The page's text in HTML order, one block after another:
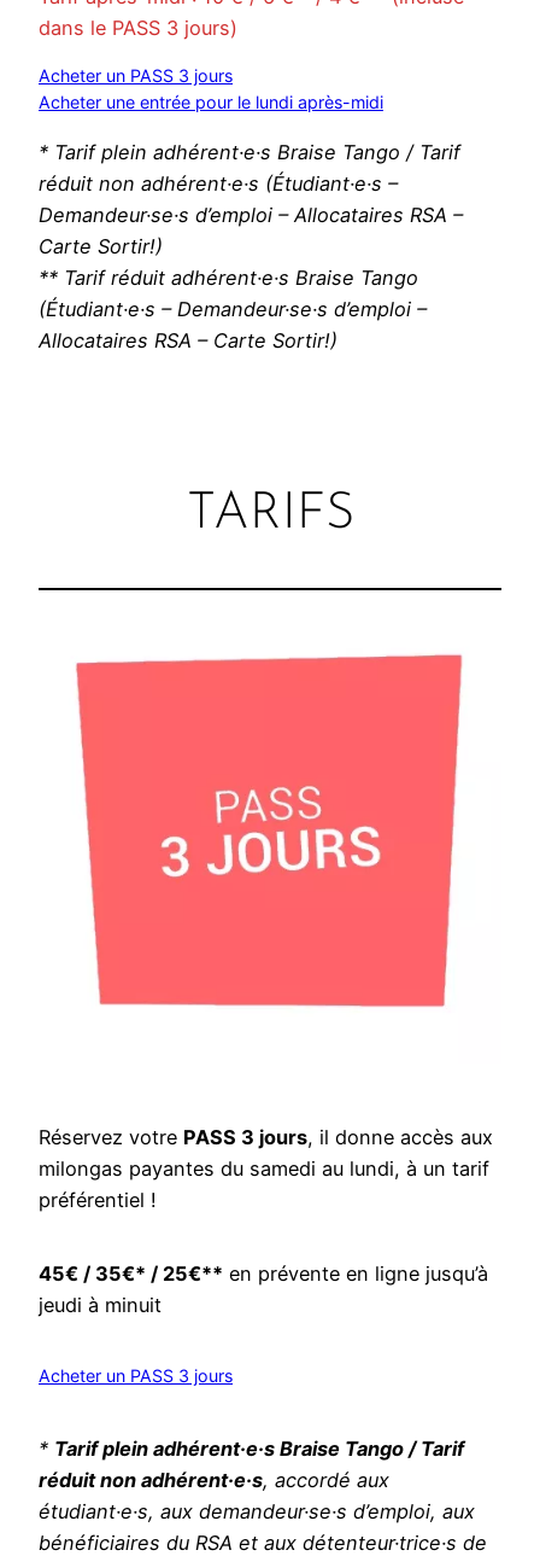
dans le PASS 3 jours)
Acheter un PASS 3 jours
Acheter une entrée pour le lundi après-midi
* Tarif plein adhérent·e·s Braise Tango / Tarif
réduit non adhérent·e·s (Étudiant·e·s –
Demandeur·se·s d’emploi – Allocataires RSA –
Carte Sortir!)
** Tarif réduit adhérent·e·s Braise Tango
(Étudiant·e·s – Demandeur·se·s d’emploi –
Allocataires RSA – Carte Sortir!)
TARIFS
Réservez votre PASS 3 jours, il donne accès aux
milongas payantes du samedi au lundi, à un tarif
préférentiel !
45€ / 35€* / 25€** en prévente en ligne jusqu’à
jeudi à minuit
Acheter un PASS 3 jours
* Tarif plein adhérent·e·s Braise Tango / Tarif
réduit non adhérent·e·s, accordé aux
étudiant·e·s, aux demandeur·se·s d’emploi, aux
bénéficiaires du RSA et aux détenteur·trice·s de